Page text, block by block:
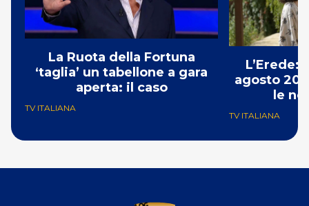
La Ruota della Fortuna
‘taglia’ un tabellone a gara
aperta: il caso
TV ITALIANA
L’Erede:
agosto
le
TV ITALIANA